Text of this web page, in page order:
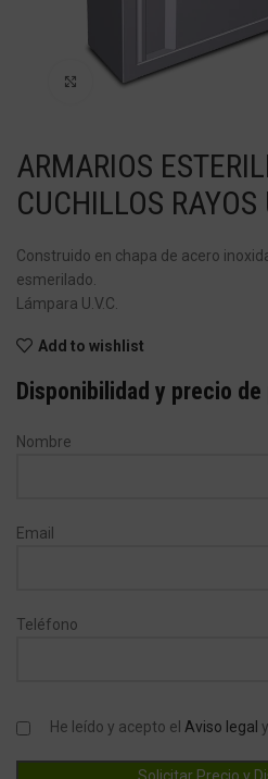
Haga Click para agrandar
ARMARIOS
CUCHILLOS RAYOS
Construido en chapa de acero
esmerilado.
Lámpara U.V.C.
Add to wishlist
Disponibilidad y precio
Nombre
Email
Teléfono
He leído y acepto el Aviso legal